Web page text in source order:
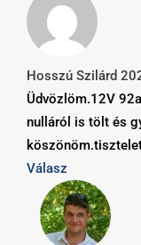
Hosszú Szilárd
Üdvözlöm.12V
nulláról is tölt és
Válasz